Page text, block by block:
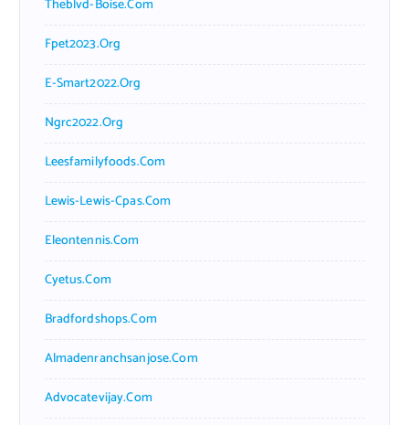
Theblvd-Boise.com
Fpet2023.org
E-Smart2022.org
Ngrc2022.org
Leesfamilyfoods.com
Lewis-Lewis-Cpas.com
Eleontennis.com
Cyetus.com
Bradfordshops.com
Almadenranchsanjose.com
Advocatevijay.com